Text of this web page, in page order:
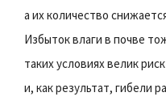
а их количество
Избыток влаги в почве
таких условиях велик
и, как результат, гибели